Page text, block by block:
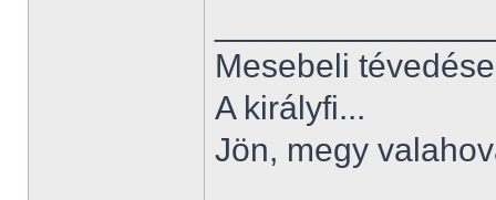
Mesebeli
A királyfi...
Jön, megy